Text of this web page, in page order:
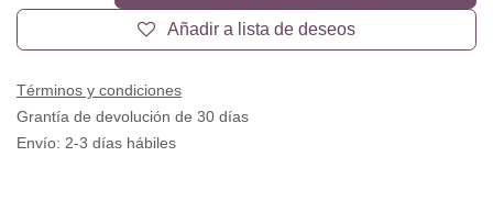
Añadir a lista de deseos
Términos y condiciones
Grantía de devolución de 30 días
Envío: 2-3 días hábiles